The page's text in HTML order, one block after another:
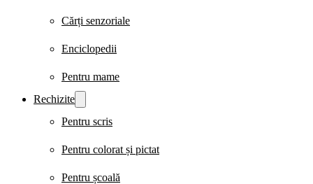
Cărți senzoriale
Enciclopedii
Pentru mame
Rechizite
Pentru scris
Pentru colorat și pictat
Pentru școală